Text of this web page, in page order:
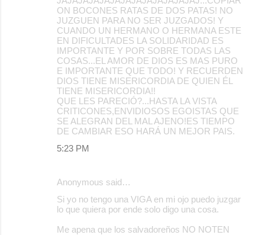
ON BOCONES RATAS DE DOS PATAS! NO
JUZGUEN PARA NO SER JUZGADOS! Y
CUANDO UN HERMANO O HERMANA ESTE
EN DIFICULTADES LA SOLIDARIDAD ES
IMPORTANTE Y POR SOBRE TODAS LAS
COSAS...EL AMOR DE DIOS ES MAS PURO
E IMPORTANTE QUE TODO! Y RECUERDEN
DIOS TIENE MISERICORDIA DE QUIEN ÉL
TIENE MISERICORDIA!!
QUE LES PARECIÓ?...HASTA LA VISTA
CRITICONES,ENVIDIOSOS EGOISTAS QUE
SE ALEGRAN DEL MAL AJENO!ES TIEMPO
DE CAMBIAR ESO HARÁ UN MEJOR PAIS.
5:23 PM
Anonymous said…
Si yo no tengo una VIGA en mi ojo puedo juzgar
lo que quiera por ende solo digo una cosa.
Me apena que los salvadoreños NO NOTEN